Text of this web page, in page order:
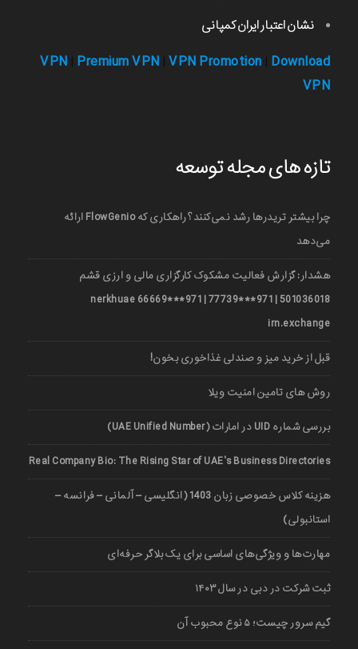
نشان اعتبار ایران کمپانی
VPN Premium VPN VPN Promotion Download
VPN
تازه های مجله توسعه
چرا بیشتر تریدرها رشد نمی‌کنند؟ راهکاری که FlowGenio ارائه
می‌دهد
هشدار: گزارش فعالیت مشکوک کارگزاری مالی و ارزی قشم
501036018 | 971***77739 | 971***66669 nerkhuae
irn.exchange
قبل از خرید میز و صندلی غذاخوری بخون!
روش های تامین امنیت ویلا
بررسی شماره UID در امارات (UAE Unified Number)
Real Company Bio: The Rising Star of UAE’s Business Directories
هزینه کلاس خصوصی زبان 1403 (انگلیسی – آلمانی – فرانسه –
استانبولی)
مهارت‌ها و ویژگی‌های اساسی برای یک بلاگر حرفه‌ای
ثبت شرکت در دبی در سال ۱۴۰۳
گیم سرور چیست؛ ۵ نوع محبوب آن